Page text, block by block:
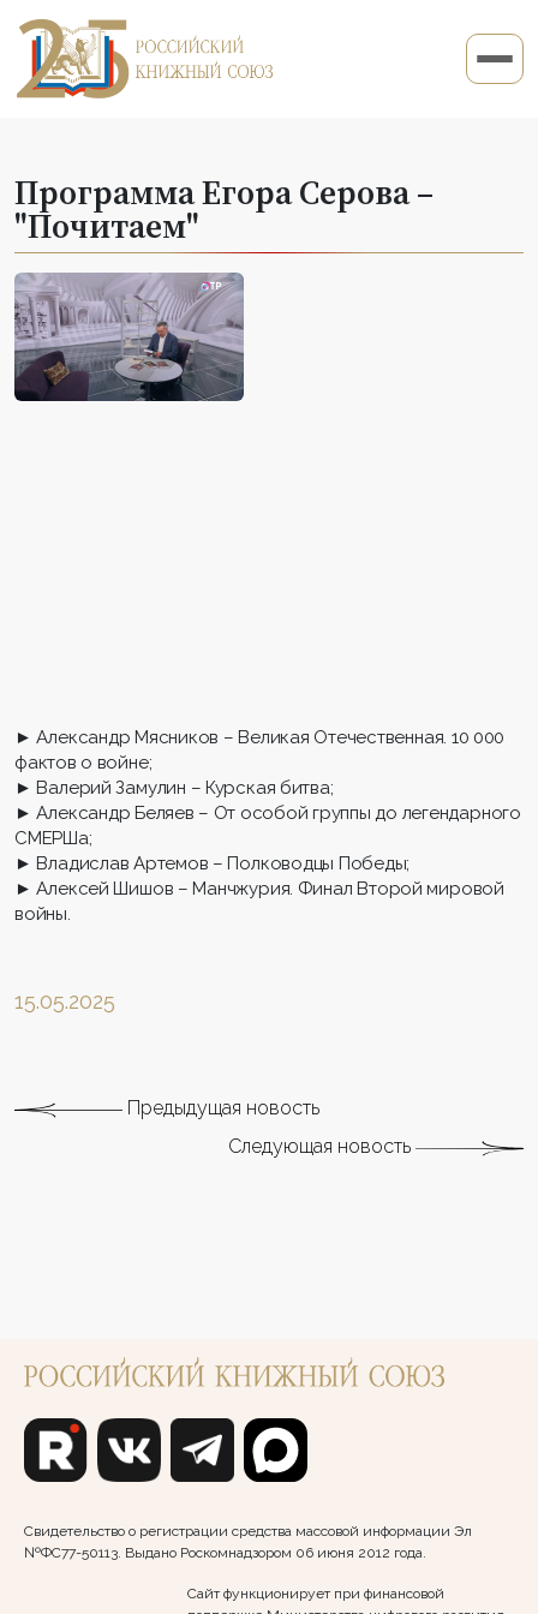
Программа Егора Серова –
"Почитаем"
► Александр Мясников – Великая Отечественная. 10 000
фактов о войне;
► Валерий Замулин – Курская битва;
► Александр Беляев – От особой группы до легендарного
СМЕРШа;
► Владислав Артемов – Полководцы Победы;
► Алексей Шишов – Манчжурия. Финал Второй мировой
войны.
15.05.2025
Предыдущая новость
Следующая новость
Свидетельство о регистрации средства массовой информации Эл
№ФС77-50113. Выдано Роскомнадзором 06 июня 2012 года.
Сайт функционирует при финансовой